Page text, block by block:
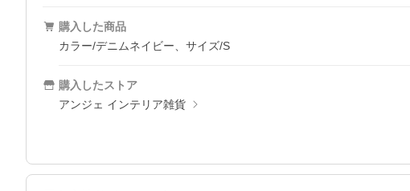
購入した商品
カラー/デニムネイビー、サイズ/S
購入したストア
アンジェ インテリア雑貨